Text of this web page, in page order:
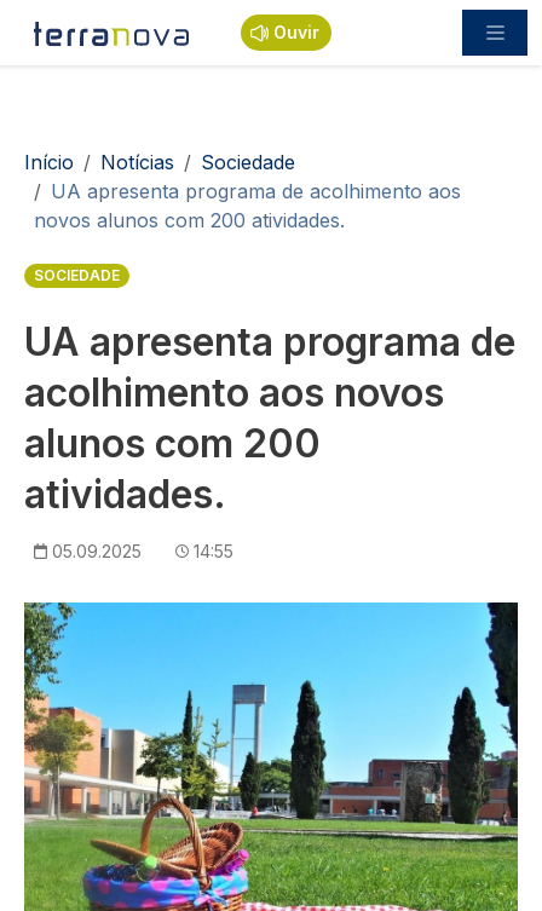
Passar para o conteúdo principal
Ouvir
Navegação estrutural
Início Notícias
Sociedade
UA apresenta programa de acolhimento aos
novos alunos com 200 atividades.
SOCIEDADE
UA apresenta programa de
acolhimento aos novos
alunos com 200
atividades.
05.09.2025 14:55
Imagem